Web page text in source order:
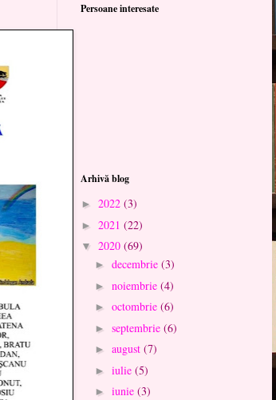
Persoane interesate
Arhivă blog
► 2022 (3)
► 2021 (22)
▼ 2020 (69)
► decembrie (3)
► noiembrie (4)
► octombrie (6)
► septembrie (6)
► august (7)
► iulie (5)
► iunie (3)